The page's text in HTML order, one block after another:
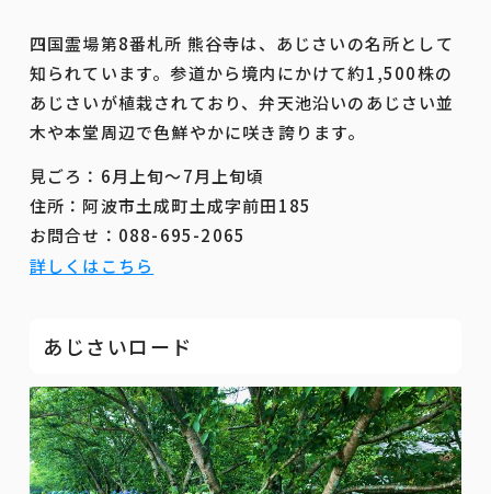
四国霊場第8番札所 熊谷寺は、あじさいの名所として
知られています。参道から境内にかけて約1,500株の
あじさいが植栽されており、弁天池沿いのあじさい並
木や本堂周辺で色鮮やかに咲き誇ります。
見ごろ：6月上旬～7月上旬頃
住所：阿波市土成町土成字前田185
お問合せ：088-695-2065
詳しくはこちら
あじさいロード